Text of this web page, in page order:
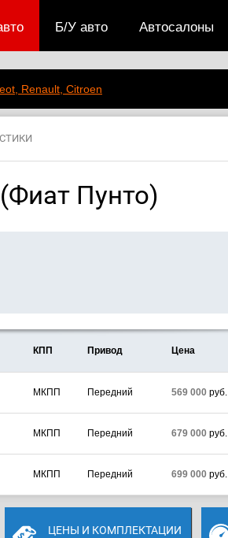
Автосалоны
Б/У авто
Renault, Citroen
Пунто)
КПП Привод Цена
МКПП Передний 569 000 руб.
МКПП Передний 679 000 руб.
МКПП Передний 699 000 руб.
ЦЕНЫ И КОМПЛЕКТАЦИИ